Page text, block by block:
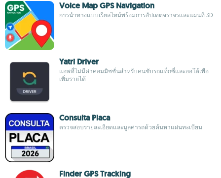
Voice Map GPS Navigation
การนำทางแบบเรียลไทม์พร้อมการอัปเดตจราจรและแผนที่ 3D
Yatri Driver
แอพที่ไม่มีค่าคอมมิชชั่นสำหรับคนขับรถแท็กซี่และออโต้เพื่อ
เพิ่มรายได้
Consulta Placa
ตรวจสอบรายละเอียดและมูลค่ารถด้วยค้นหาแผ่นทะเบียน
Finder GPS Tracking